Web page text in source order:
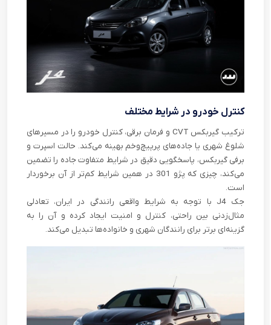
کنترل خودرو در شرایط مختلف
ترکیب گیربکس CVT و فرمان برقی، کنترل خودرو را در مسیرهای
شلوغ شهری یا جاده‌های پرپیچ‌وخم بهینه می‌کند. حالت اسپرت و
برفی گیربکس، پاسخگویی دقیق در شرایط متفاوت جاده را تضمین
می‌کند، چیزی که پژو 301 در همین شرایط کم‌تر از آن برخوردار
است.
جک J4 با توجه به شرایط واقعی رانندگی در ایران، تعادلی
مثال‌زدنی بین راحتی، کنترل و امنیت ایجاد کرده و آن را به
گزینه‌ای برتر برای رانندگان شهری و خانواده‌ها تبدیل می‌کند.